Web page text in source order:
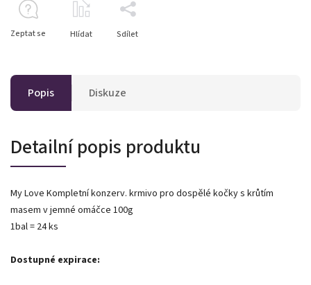
Zeptat se Hlídat Sdílet
Popis Diskuze
Detailní popis produktu
My Love Kompletní konzerv. krmivo pro dospělé kočky s krůtím
masem v jemné omáčce 100g
1bal = 24 ks
Dostupné expirace: